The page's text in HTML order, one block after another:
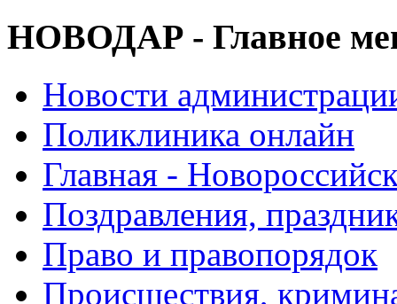
НОВОДАР - Главное
Новости
Поликлиника онлайн
Главная -
Поздравления,
Право и правопорядок
Происшествия,